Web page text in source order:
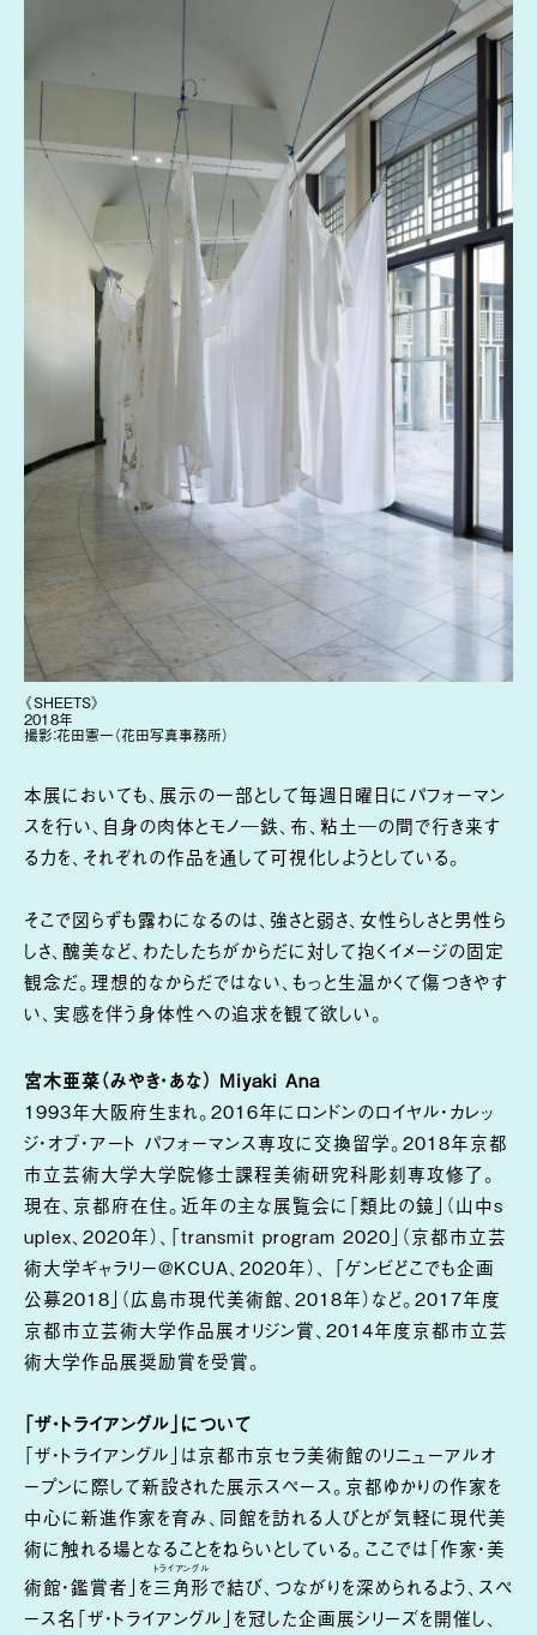
《SHEETS》
2018年
撮影：花田憲一（花田写真事務所）
本展においても、展示の一部として毎週日曜日にパフォーマン
スを行い、自身の肉体とモノ―鉄、布、粘土―の間で行き来す
る力を、それぞれの作品を通して可視化しようとしている。
そこで図らずも露わになるのは、強さと弱さ、女性らしさと男性ら
しさ、醜美など、わたしたちがからだに対して抱くイメージの固定
観念だ。理想的なからだではない、もっと生温かくて傷つきやす
い、実感を伴う身体性への追求を観て欲しい。
宮木亜菜（みやき・あな） Miyaki Ana
1993年大阪府生まれ。2016年にロンドンのロイヤル・カレッ
ジ・オブ・アート パフォーマンス専攻に交換留学。2018年京都
市立芸術大学大学院修士課程美術研究科彫刻専攻修了。
現在、京都府在住。近年の主な展覧会に「類比の鏡」（山中s
uplex、2020年）、「transmit program 2020」（京都市立芸
術大学ギャラリー@KCUA、2020年）、 「ゲンビどこでも企画
公募2018」（広島市現代美術館、2018年）など。2017年度
京都市立芸術大学作品展オリジン賞、2014年度京都市立芸
術大学作品展奨励賞を受賞。
「ザ・トライアングル」について
「ザ・トライアングル」は京都市京セラ美術館のリニューアルオ
ープンに際して新設された展示スペース。京都ゆかりの作家を
中心に新進作家を育み、同館を訪れる人びとが気軽に現代美
術に触れる場となることをねらいとしている。ここでは「作家・美
術館・鑑賞者」を三角形
トライアングル
で結び、つながりを深められるよう、スペ
ース名「ザ・トライアングル」を冠した企画展シリーズを開催し、